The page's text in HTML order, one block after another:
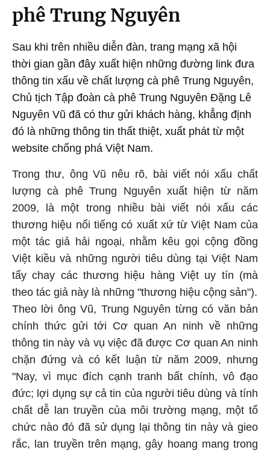
phê Trung Nguyên
Sau khi trên nhiều diễn đàn, trang mạng xã hội
thời gian gần đây xuất hiện những đường link đưa
thông tin xấu về chất lượng cà phê Trung Nguyên,
Chủ tịch Tập đoàn cà phê Trung Nguyên Đặng Lê
Nguyên Vũ đã có thư gửi khách hàng, khẳng định
đó là những thông tin thất thiệt, xuất phát từ một
website chống phá Việt Nam.
Trong thư, ông Vũ nêu rõ, bài viết nói xấu chất
lượng cà phê Trung Nguyên xuất hiện từ năm
2009, là một trong nhiều bài viết nói xấu các
thương hiệu nổi tiếng có xuất xứ từ Việt Nam của
một tác giả hải ngoại, nhằm kêu gọi cộng đồng
Việt kiều và những người tiêu dùng tại Việt Nam
tẩy chay các thương hiệu hàng Việt uy tín (mà
theo tác giả này là những "thương hiệu cộng sản").
Theo lời ông Vũ, Trung Nguyên từng có văn bản
chính thức gửi tới Cơ quan An ninh về những
thông tin này và vụ việc đã được Cơ quan An ninh
chặn đứng và có kết luận từ năm 2009, nhưng
"Nay, vì mục đích cạnh tranh bất chính, vô đạo
đức; lợi dụng sự cả tin của người tiêu dùng và tính
chất dễ lan truyền của môi trường mạng, một tổ
chức nào đó đã sử dụng lại thông tin này và gieo
rắc, lan truyền trên mạng, gây hoang mang trong